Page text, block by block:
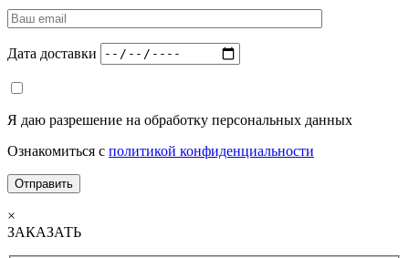
Дата доставки
Я даю разрешение на обработку персональных данных
Ознакомиться с политикой конфиденциальности
×
ЗАКАЗАТЬ